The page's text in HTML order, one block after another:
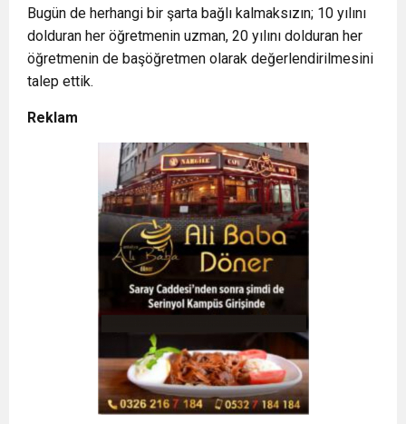
Bugün de herhangi bir şarta bağlı kalmaksızın; 10 yılını
dolduran her öğretmenin uzman, 20 yılını dolduran her
öğretmenin de başöğretmen olarak değerlendirilmesini
talep ettik.
Reklam